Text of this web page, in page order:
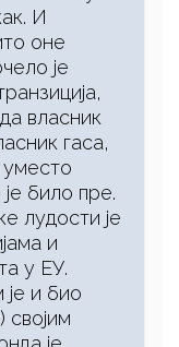
И
оне
је
власник
гаса,
било пре.
лудости је
и
у ЕУ.
и био